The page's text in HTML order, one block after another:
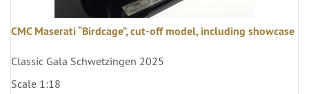
CMC Maserati “Birdcage”, cut-off model, including showcase
Classic Gala Schwetzingen 2025
Scale 1:18